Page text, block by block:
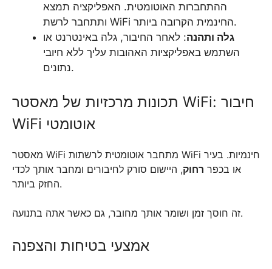
ההתחברות האוטומטית. האפליקציה תמצא
ותתחבר לרשת WiFi החינמית הקרובה ביותר.
גלה ותהנה: לאחר החיבור, גלה באינטרנט או
השתמש באפליקציות האהובות עליך ללא חיובי
נתונים.
תכונות מרכזיות של מאסטר WiFi: חיבור
WiFi אוטומטי
מאסטר WiFi מתחבר אוטומטית לרשתות WiFi חינמיות. בעיר
או בכפר רחוק, היישום סורק לחיבורים ומחבר אותך לכדי
החזק ביותר.
זה חוסך זמן ושומר אותך מחובר, גם כאשר אתה בתנועה.
אמצעי בטיחות והצפנה